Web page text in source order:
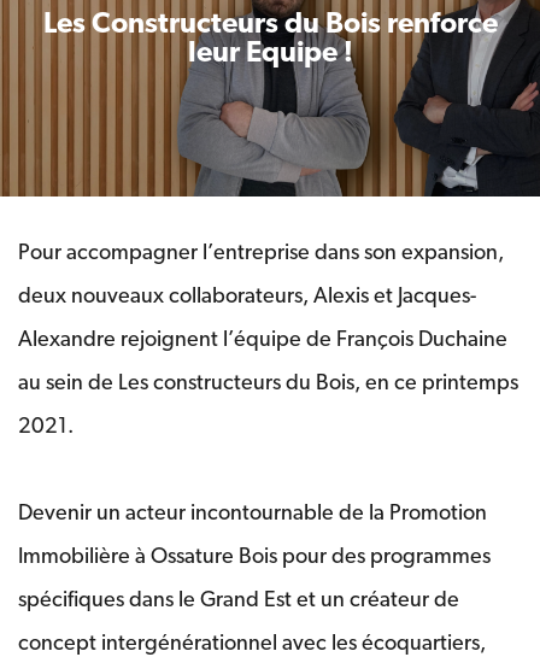
Les Constructeurs du Bois renforce
leur Equipe !
Pour accompagner l’entreprise dans son expansion,
deux nouveaux collaborateurs, Alexis et Jacques-
Alexandre rejoignent l’équipe de François Duchaine
au sein de Les constructeurs du Bois, en ce printemps
2021.
Devenir un acteur incontournable de la Promotion
Immobilière à Ossature Bois pour des programmes
spécifiques dans le Grand Est et un créateur de
concept intergénérationnel avec les écoquartiers,